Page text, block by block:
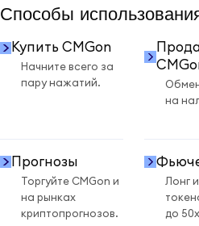
Способы
Купить CMGon
Начните всего за
пару нажатий.
на
Прогнозы
Торгуйте CMGon и
на рынках
криптопрогнозов.
Лонг
до